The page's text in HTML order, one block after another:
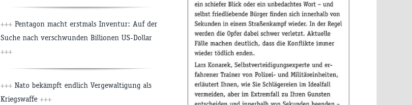
+++ Pentagon macht erstmals Inventur: Auf der
Suche nach verschwunden Billionen US-Dollar
+++
+++ Nato bekämpft endlich Vergewaltigung als
Kriegswaffe +++